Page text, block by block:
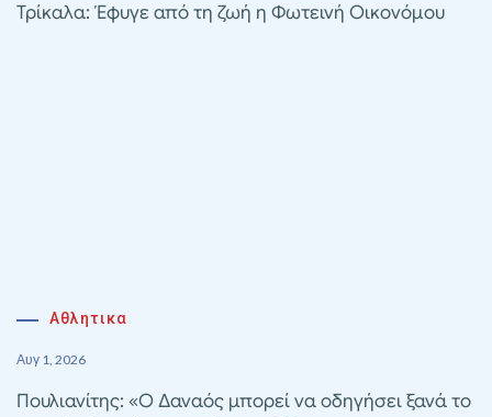
Τρίκαλα: Έφυγε από τη ζωή η Φωτεινή Οικονόμου
Αθλητικα
Αυγ 1, 2026
Πουλιανίτης: «Ο Δαναός μπορεί να οδηγήσει ξανά το